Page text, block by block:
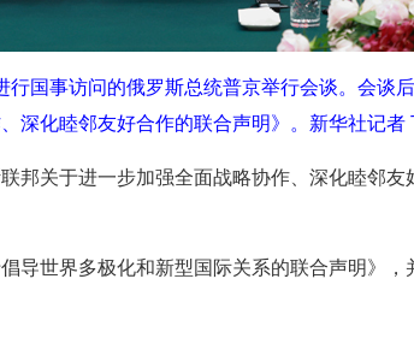
国事访问的俄罗斯总统普京举行会谈。会谈
深化睦邻友好合作的联合声明》。新华社记者
邦关于进一步加强全面战略协作、深化睦邻友
导世界多极化和新型国际关系的联合声明》，